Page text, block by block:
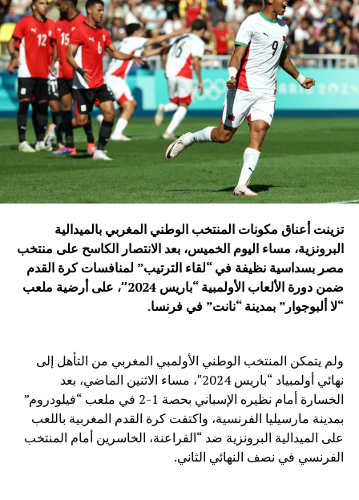
تزينت أعناق مكونات المنتخب الوطني المغربي بالميدالية
البرونزية، مساء اليوم الخميس، بعد الانتصار الكاسح على منتخب
مصر بسداسية نظيفة في “لقاء الترتيب” لمنافسات كرة القدم
ضمن دورة الألعاب الأولمبية “باريس 2024″، على أرضية ملعب
“لا ألبوجوار” بمدينة “نانت” في فرنسا.
ولم يتمكن المنتخب الوطني الأولمبي المغربي من التأهل إلى
نهائي أولمبياد “باريس 2024″، مساء الاثنين الماضي، بعد
الخسارة أمام نظيره الإسباني بحصة 1-2 في ملعب “فيلودروم”
بمدينة مارسيليا الفرنسية، واكتفت كرة القدم المغربية باللعب
على الميدالية البرونزية ضد “الفراعنة، الخاسرين أمام المنتخب
الفرنسي في نصف النهائي الثاني.